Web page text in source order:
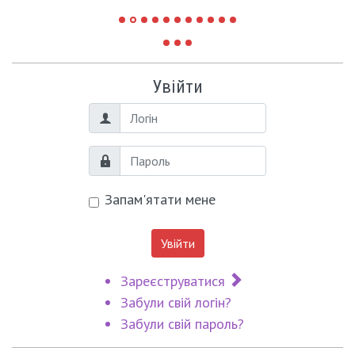
Увійти
Логін
Пароль
Запам'ятати мене
Увійти
Зареєструватися
Забули свій логін?
Забули свій пароль?